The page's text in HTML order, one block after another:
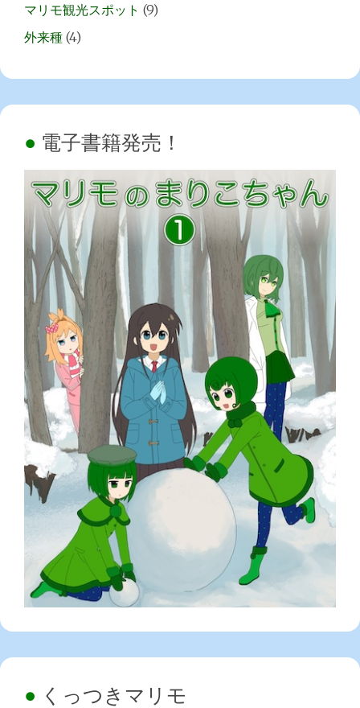
マリモ観光スポット (9)
外来種 (4)
電子書籍発売！
くっつきマリモ